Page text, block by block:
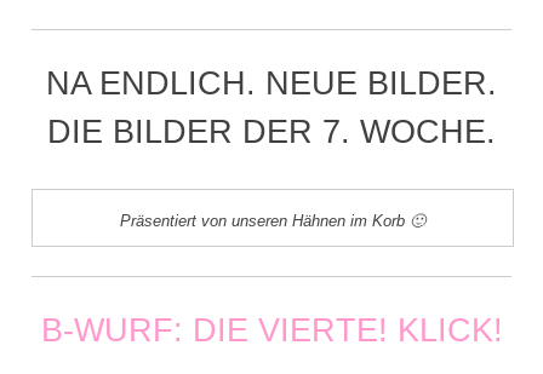
NA ENDLICH. NEUE BILDER.
DIE BILDER DER 7. WOCHE.
Präsentiert von unseren Hähnen im Korb 🙂
B-WURF: DIE VIERTE! KLICK!